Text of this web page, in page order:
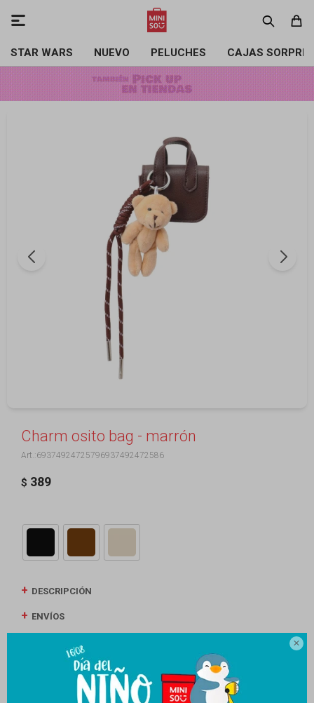

STAR WARS NUEVO PELUCHES CAJAS

Charm osito bag - marrón
69374924725796937492472586
$ 389
DESCRIPCIÓN
ENVÍOS
MEDIOS DE PAGO